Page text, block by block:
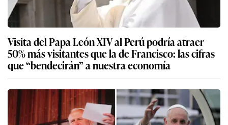
Visita del Papa León XIV al Perú podría atraer
50% más visitantes que la de Francisco: las cifras
que “bendecirán” a nuestra economía